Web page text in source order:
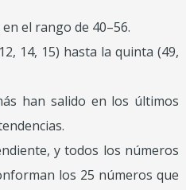
el rango de 40–56.
14, 15) hasta la quinta (49,
han salido en los últimos
y todos los números
los 25 números que